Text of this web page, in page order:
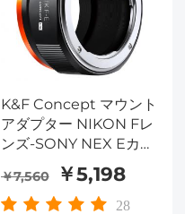
K&F Concept マウント
アダプター NIKON Fレ
ンズ-SONY NEX Eカメ
ラ装着 PROⅡ 艶消し仕
上げ 反射防止 無限遠実
現 M11105
￥7,560 ￥5,198
28